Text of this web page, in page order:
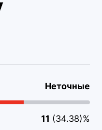
Неточные
11 (34.38)%